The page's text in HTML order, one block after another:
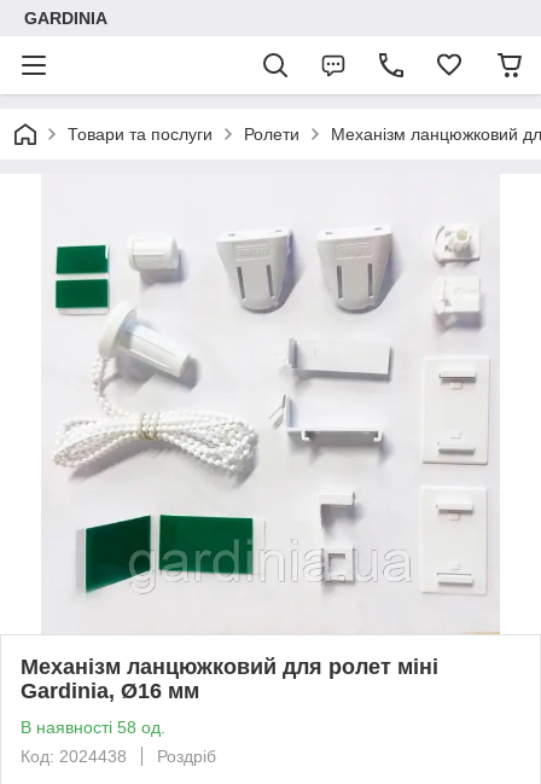
GARDINIA
Товари та послуги Ролети Механізм ланцюжковий
Механізм ланцюжковий для ролет міні
Gardinia, Ø16 мм
В наявності 58 од.
Код: 2024438
Роздріб